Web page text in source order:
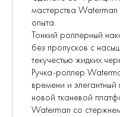
мастерства
опыта.
Тонкий роллерный
без пропусков с
текучестью жидких
Ручка-роллер
времени и
новой тканевой
Waterman со